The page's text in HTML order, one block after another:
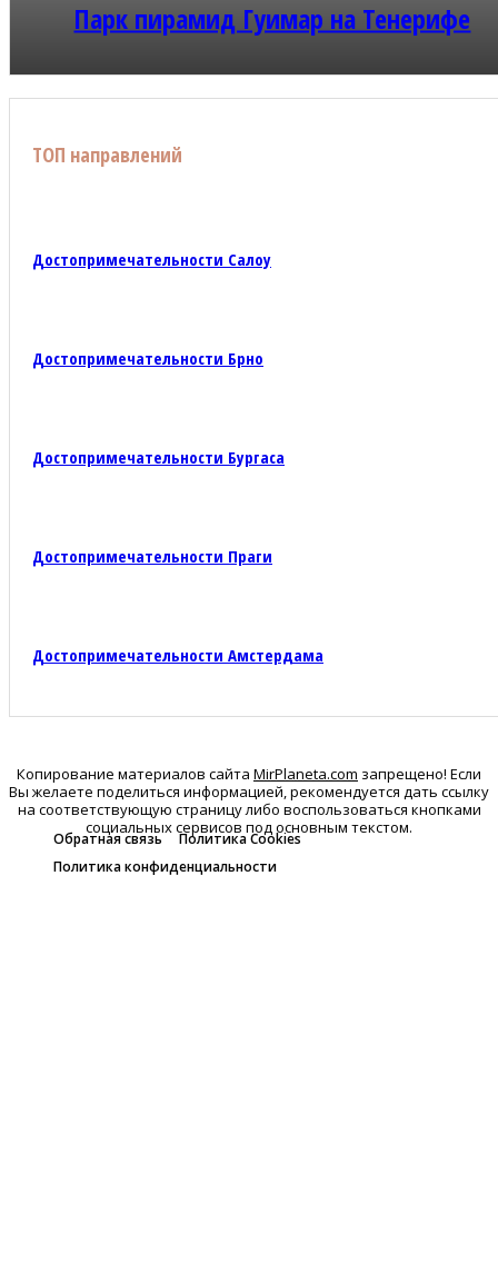
Парк пирамид Гуимар на Тенерифе
ТОП направлений
Достопримечательности Салоу
Достопримечательности Брно
Достопримечательности Бургаса
Достопримечательности Праги
Достопримечательности Амстердама
Копирование материалов сайта MirPlaneta.com запрещено! Если
Вы желаете поделиться информацией, рекомендуется дать ссылку
на соответствующую страницу либо воспользоваться кнопками
социальных сервисов под основным текстом.
Обратная связь
Политика Cookies
Политика конфиденциальности